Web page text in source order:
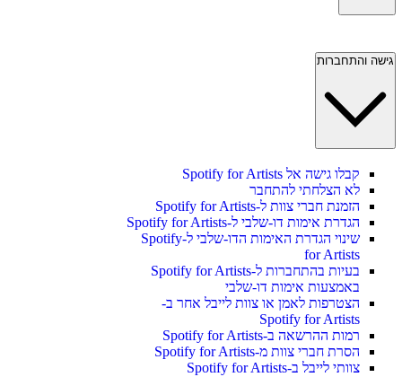
גישה והתחברות
קבלו גישה אל Spotify for Artists
לא הצלחתי להתחבר
הזמנת חברי צוות ל-Spotify for Artists
הגדרת אימות דו-שלבי ל-Spotify for Artists
שינוי הגדרת האימות הדו-שלבי ל-Spotify
for Artists
בעיות בהתחברות ל-Spotify for Artists
באמצעות אימות דו-שלבי
הצטרפות לאמן או צוות לייבל אחר ב-
Spotify for Artists
רמות ההרשאה ב-Spotify for Artists
הסרת חברי צוות מ-Spotify for Artists
צוותי לייבל ב-Spotify for Artists